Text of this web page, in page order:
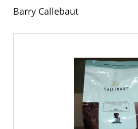
Barry Callebaut